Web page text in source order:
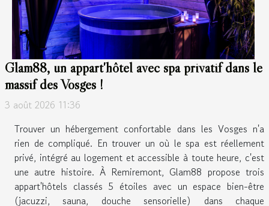
Glam88, un appart'hôtel avec spa privatif dans le
massif des Vosges !
3 août 2026 11:36
Trouver un hébergement confortable dans les Vosges n'a
rien de compliqué. En trouver un où le spa est réellement
privé, intégré au logement et accessible à toute heure, c'est
une autre histoire. À Remiremont, Glam88 propose trois
appart'hôtels classés 5 étoiles avec un espace bien-être
(jacuzzi, sauna, douche sensorielle) dans chaque